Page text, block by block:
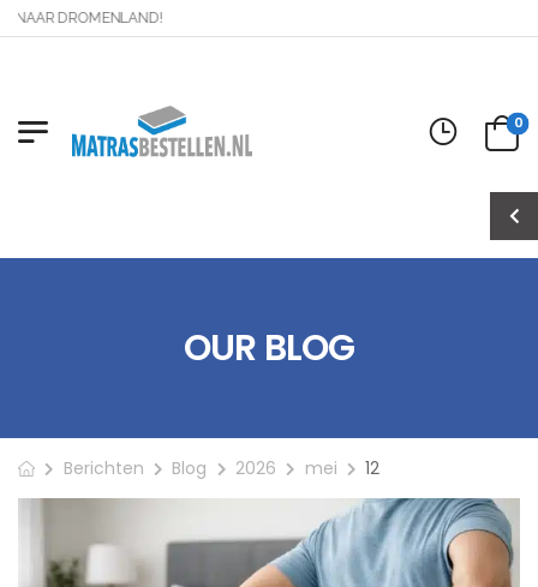
DROMENLAND!
0
OUR BLOG
Berichten Blog 2026 mei 12